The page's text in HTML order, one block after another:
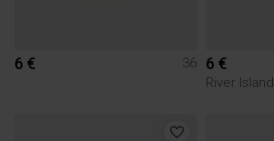
6 € 36 6 €
River Island